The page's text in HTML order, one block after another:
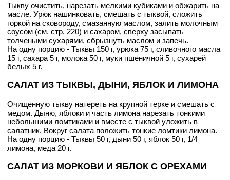
Тыкву очистить, нарезать мелкими кубиками и обжарить на
масле. Урюк нашинковать, смешать с тыквой, сложить
горкой на сковороду, смазанную маслом, залить молочным
соусом (см. стр. 220) и сахаром, сверху засыпать
толчеными сухарями, сбрызнуть маслом и запечь.
На одну порцию - Тыквы 150 г, урюка 75 г, сливочного масла
15 г, сахара 5 г, молока 50 г, муки пшеничной 5 г, сухарей
белых 5 г.
САЛАТ ИЗ ТЫКВЫ, ДЫНИ, ЯБЛОК И ЛИМОНА
Очищенную тыкву натереть на крупной терке и смешать с
медом. Дыню, яблоки и часть лимона нарезать тонкими
небольшими ломтиками и вместе с тыквой уложить в
салатник. Вокруг салата положить тонкие ломтики лимона.
На одну порцию - Тыквы 50 г, дыни 50 г, яблок 50 г, 1/4
лимона, меда 20 г.
САЛАТ ИЗ МОРКОВИ И ЯБЛОК С ОРЕХАМИ